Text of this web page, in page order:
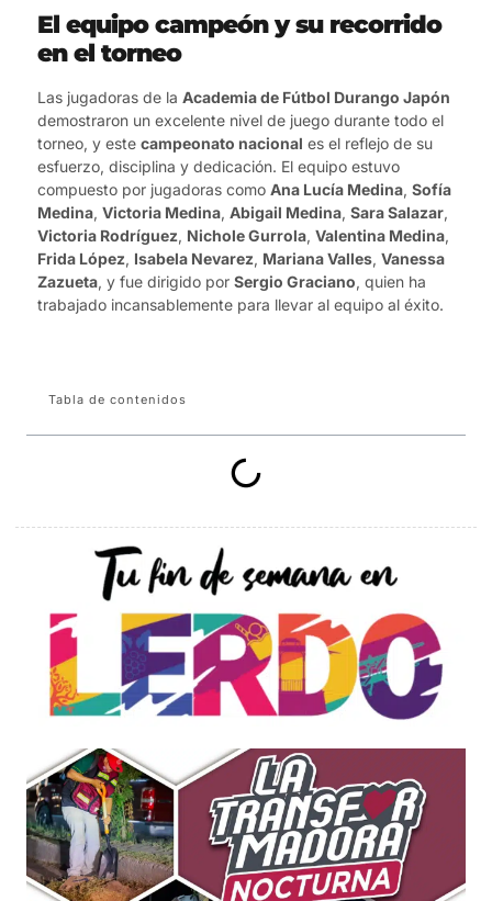
El equipo campeón y su recorrido
en el torneo
Las jugadoras de la Academia de Fútbol Durango Japón
demostraron un excelente nivel de juego durante todo el
torneo, y este campeonato nacional es el reflejo de su
esfuerzo, disciplina y dedicación. El equipo estuvo
compuesto por jugadoras como Ana Lucía Medina, Sofía
Medina, Victoria Medina, Abigail Medina, Sara Salazar,
Victoria Rodríguez, Nichole Gurrola, Valentina Medina,
Frida López, Isabela Nevarez, Mariana Valles, Vanessa
Zazueta, y fue dirigido por Sergio Graciano, quien ha
trabajado incansablemente para llevar al equipo al éxito.
Tabla de contenidos